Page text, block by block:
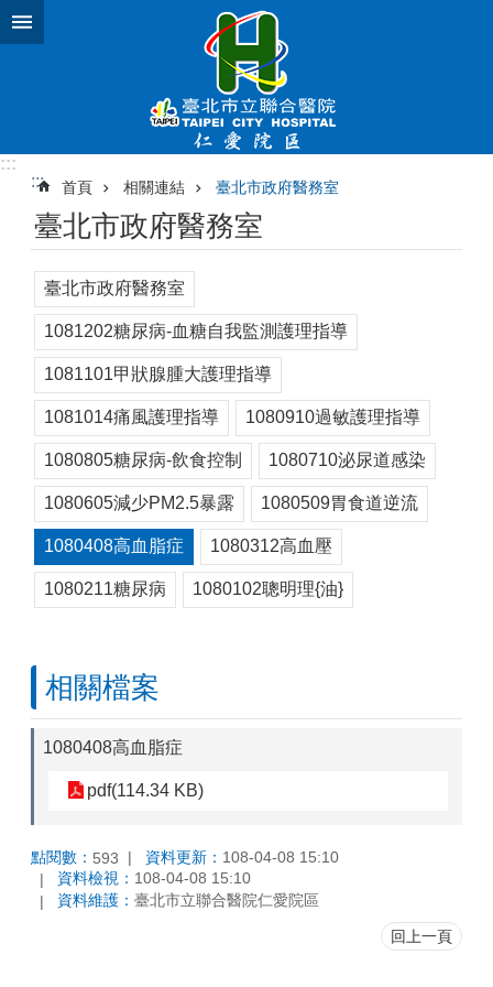
跳到主要內容區塊
:::
:::
首頁 相關連結 臺北市政府醫務室
臺北市政府醫務室
臺北市政府醫務室
1081202糖尿病-血糖自我監測護理指導
1081101甲狀腺腫大護理指導
1081014痛風護理指導 1080910過敏護理指導
1080805糖尿病-飲食控制 1080710泌尿道感染
1080605減少PM2.5暴露 1080509胃食道逆流
1080408高血脂症 1080312高血壓
1080211糖尿病 1080102聰明理{油}
相關檔案
1080408高血脂症
pdf(114.34 KB)
點閱數： 593 資料更新： 108-04-08 15:10
資料檢視： 108-04-08 15:10
資料維護： 臺北市立聯合醫院仁愛院區
回上一頁